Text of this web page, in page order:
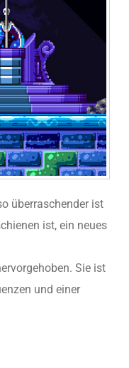
überraschender ist
ist, ein neues
Sie ist
und einer